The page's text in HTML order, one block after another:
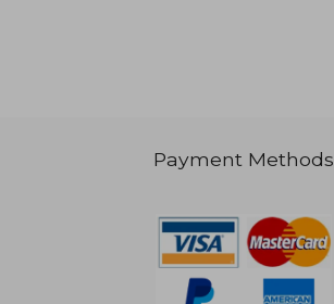
Payment Methods